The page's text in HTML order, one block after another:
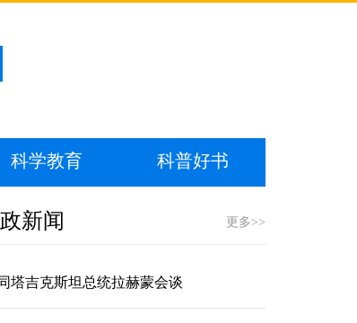
科学教育 科普好书
新闻 更多>>
塔吉克斯坦总统拉赫蒙会谈